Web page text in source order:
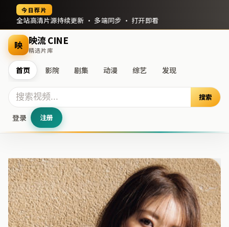
今日荐片
全站高清片源持续更新 · 多端同步 · 打开即看
映 映流 CINE
精选片库
首页 影院 剧集 动漫 综艺 发现
搜索
登录 注册